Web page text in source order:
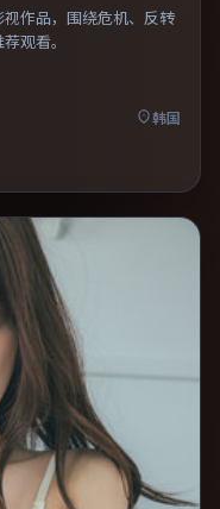
作品，围绕危机、反转
观看。
韩国